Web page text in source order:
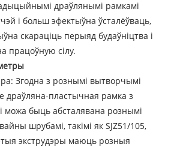
драўлянымі рамкамі
і больш эфектыўна ўсталёўваць,
скараціць перыяд будаўніцтва і
працоўную сілу.
Згодна з рознымі вытворчымі
драўляна-пластычная рамка з
можа быць абсталявана рознымі
шрубамі, такімі як SJZ51/105,
экструдэры маюць розныя